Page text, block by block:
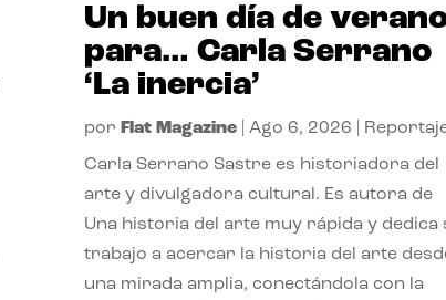
Un buen día de
para… Carla Serrano
‘La inercia’
por Flat Magazine| Ago 6, 2026
Carla Serrano Sastre es historiadora del
arte y divulgadora cultural. Es autora de
Una historia del arte muy rápida y dedica
trabajo a acercar la historia del arte
una mirada amplia, conectándola con la